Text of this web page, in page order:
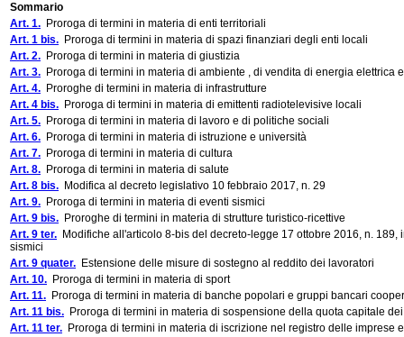
Sommario
Art. 1. Proroga di termini in materia di enti territoriali
Art. 1 bis. Proroga di termini in materia di spazi finanziari degli enti locali
Art. 2. Proroga di termini in materia di giustizia
Art. 3. Proroga di termini in materia di ambiente , di vendita di energia elettrica
Art. 4. Proroghe di termini in materia di infrastrutture
Art. 4 bis. Proroga di termini in materia di emittenti radiotelevisive locali
Art. 5. Proroga di termini in materia di lavoro e di politiche sociali
Art. 6. Proroga di termini in materia di istruzione e università
Art. 7. Proroga di termini in materia di cultura
Art. 8. Proroga di termini in materia di salute
Art. 8 bis. Modifica al decreto legislativo 10 febbraio 2017, n. 29
Art. 9. Proroga di termini in materia di eventi sismici
Art. 9 bis. Proroghe di termini in materia di strutture turistico-ricettive
Art. 9 ter. Modifiche all'articolo 8-bis del decreto-legge 17 ottobre 2016, n.
sismici
Art. 9 quater. Estensione delle misure di sostegno al reddito dei lavoratori
Art. 10. Proroga di termini in materia di sport
Art. 11. Proroga di termini in materia di banche popolari e gruppi bancari
Art. 11 bis. Proroga di termini in materia di sospensione della quota capitale
Art. 11 ter. Proroga di termini in materia di iscrizione nel registro delle imprese